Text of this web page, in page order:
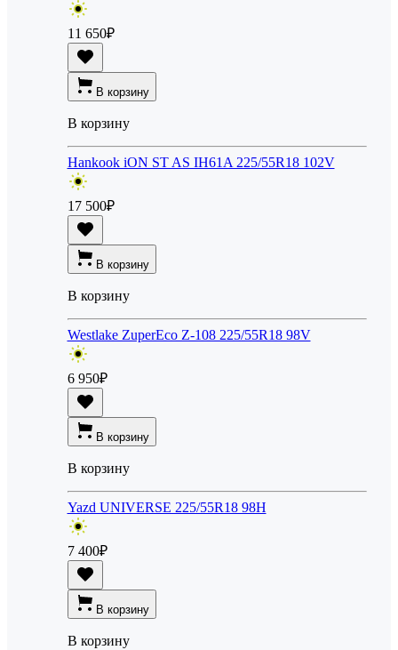
11 650₽
В корзину
В корзину
Hankook iON ST AS IH61A 225/55R18 102V
17 500₽
В корзину
В корзину
Westlake ZuperEco Z-108 225/55R18 98V
6 950₽
В корзину
В корзину
Yazd UNIVERSE 225/55R18 98H
7 400₽
В корзину
В корзину